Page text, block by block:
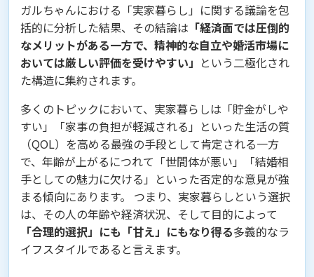
ガルちゃんにおける「実家暮らし」に関する議論を包
括的に分析した結果、その結論は 「経済面では圧倒的
なメリットがある一方で、精神的な自立や婚活市場に
おいては厳しい評価を受けやすい」 という二極化され
た構造に集約されます。
多くのトピックにおいて、実家暮らしは「貯金がしや
すい」「家事の負担が軽減される」といった生活の質
（QOL）を高める最強の手段として肯定される一方
で、年齢が上がるにつれて「世間体が悪い」「結婚相
手としての魅力に欠ける」といった否定的な意見が強
まる傾向にあります。 つまり、実家暮らしという選択
は、その人の年齢や経済状況、そして目的によって
「合理的選択」にも「甘え」にもなり得る多義的なラ
イフスタイルであると言えます。